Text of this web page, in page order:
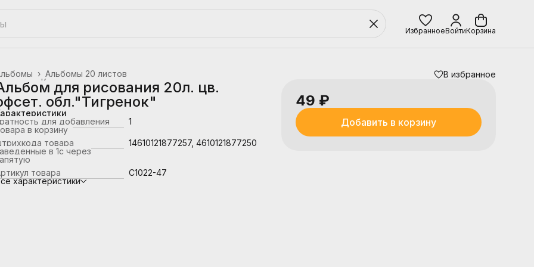
ИзбранноеВойтиКорзина
Альбомы 20 листов
›
Канцтовары, школьные принадлежности
для рисования 20л. цв.
обл."Тигренок"
для добавления
в корзину
1
товара
в 1с через
14610121877257, 4610121877250
товара
С1022-47
характеристики
В избранное
49 ₽
Добавить в корзину